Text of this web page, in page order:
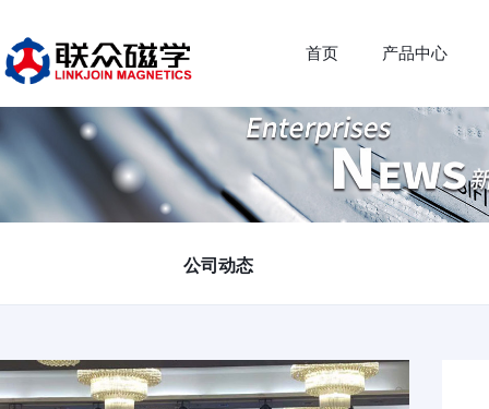
首页 产品中心
公司动态